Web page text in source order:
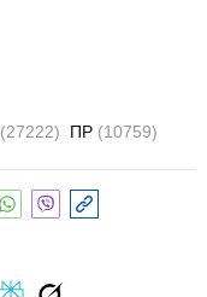
(27222) ПР (10759)